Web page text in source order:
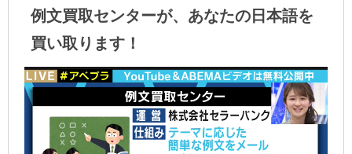
例文買取センターが、あなたの日本語を
買い取ります！